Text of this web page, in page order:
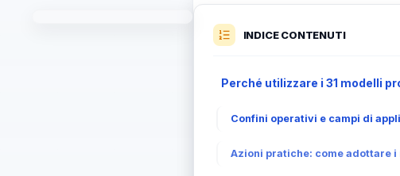
INDICE CONTENUTI
Perché utilizzare i 31 modelli
Confini operativi e campi di
Azioni pratiche: come adottare i